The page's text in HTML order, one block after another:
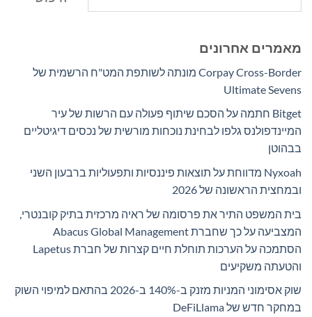
מאמרים אחרונים
Corpay Cross-Border מונתה לשותפת המט"ח הרשמית של
Ultimate Sevens
Bitget חתמה על הסכם שיתוף פעולה עם הרשות של עיר
המיינדפולנס גלפו לבחינת נוכחות מורשית של נכסים דיגיטליים
בבהוטן
Nyxoah מדווחת על תוצאות פיננסיות ותפעוליות ברבעון השני
ובמחצית הראשונה של 2026
בית המשפט התיר את פרסומה של ראיה מרכזית בתיק קובנטרי,
המצביעה על כך שחברת Abacus Global Management
הסתמכה על הערכות תוחלת חיים קצרות של חברת Lapetus
והטעתה משקיעים
שוק אסימוני המניות מזנק ב-140% ב-2026 בהתאם למיפוי השוק
במחקר חדש של DeFiLlama